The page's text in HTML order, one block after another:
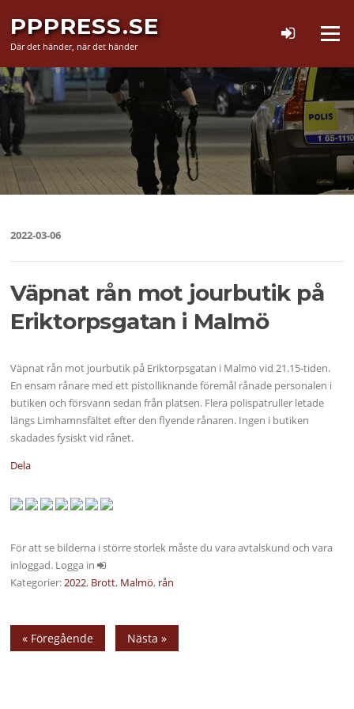
innehåll
PPPRESS.SE
Där det händer, när det händer
Meny
2022-03-06
Väpnat rån mot jourbutik på
Eriktorpsgatan i Malmö
Väpnat rån mot jourbutik på Eriktorpsgatan i Malmö vid 21.15-tiden.
En ensam rånare med ett pistolliknande föremål rånade personalen i
butiken och försvann sedan från platsen. Flera polispatruller letade
längs Limhamnsfältet efter den flyende rånaren. Ingen i butiken
skadades fysiskt vid rånet.
Dela
För att se bilderna i större storlek måste du vara avtalskund och vara
inloggad. Logga in
Kategorier:2022, Brott, Malmö, rån
« Föregående Nästa »